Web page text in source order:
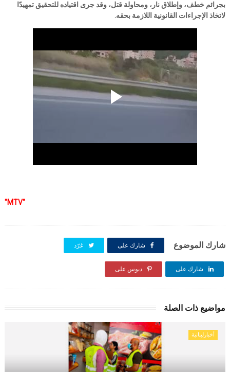
بجرائم خطف، وإطلاق نار، ومحاولة قتل، وقد جرى اقتياده للتحقيق تمهيدًا
لاتخاذ الإجراءات القانونية اللازمة بحقه.
"MTV"
شارك الموضوع شارك على غرّد
شارك على دبوس على
مواضيع ذات الصلة
أخبارلبنانية